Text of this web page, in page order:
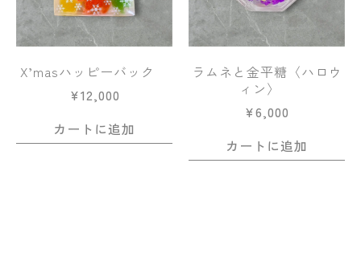
X’masハッピーバック
¥12,000
カートに追加
ラムネと金平糖〈ハロウ
ィン〉
¥6,000
カートに追加